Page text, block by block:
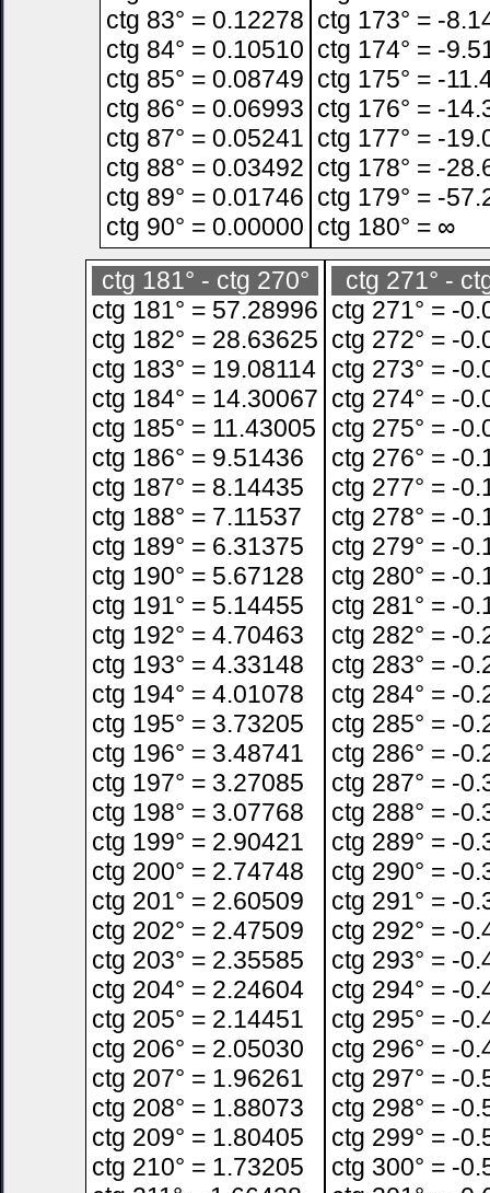
ctg 83° = 0.12278
ctg 84° = 0.10510
ctg 85° = 0.08749
ctg 86° = 0.06993
ctg 87° = 0.05241
ctg 88° = 0.03492
ctg 89° = 0.01746
ctg 90° = 0.00000
ctg 173° = -
ctg 174° = -
ctg 175° = -
ctg 176° = -
ctg 177° = -
ctg 178° = -
ctg 179° = -
ctg 180° = ∞
ctg 181° - ctg 270°
ctg 181° = 57.28996
ctg 182° = 28.63625
ctg 183° = 19.08114
ctg 184° = 14.30067
ctg 185° = 11.43005
ctg 186° = 9.51436
ctg 187° = 8.14435
ctg 188° = 7.11537
ctg 189° = 6.31375
ctg 190° = 5.67128
ctg 191° = 5.14455
ctg 192° = 4.70463
ctg 193° = 4.33148
ctg 194° = 4.01078
ctg 195° = 3.73205
ctg 196° = 3.48741
ctg 197° = 3.27085
ctg 198° = 3.07768
ctg 199° = 2.90421
ctg 200° = 2.74748
ctg 201° = 2.60509
ctg 202° = 2.47509
ctg 203° = 2.35585
ctg 204° = 2.24604
ctg 205° = 2.14451
ctg 206° = 2.05030
ctg 207° = 1.96261
ctg 208° = 1.88073
ctg 209° = 1.80405
ctg 210° = 1.73205
ctg 271° -
ctg 271° = -
ctg 272° = -
ctg 273° = -
ctg 274° = -
ctg 275° = -
ctg 276° = -
ctg 277° = -
ctg 278° = -
ctg 279° = -
ctg 280° = -
ctg 281° = -
ctg 282° = -
ctg 283° = -
ctg 284° = -
ctg 285° = -
ctg 286° = -
ctg 287° = -
ctg 288° = -
ctg 289° = -
ctg 290° = -
ctg 291° = -
ctg 292° = -
ctg 293° = -
ctg 294° = -
ctg 295° = -
ctg 296° = -
ctg 297° = -
ctg 298° = -
ctg 299° = -
ctg 300° = -